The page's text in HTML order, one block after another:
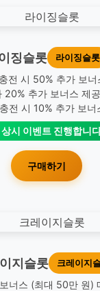
징슬롯 라이징슬롯
전 시 50% 추가 보너
20% 추가 보너스 제
전 시 10% 추가 보너
시 이벤트 진행합니
구매하기
지슬롯 크레이지
너스 (최대 50만 원)